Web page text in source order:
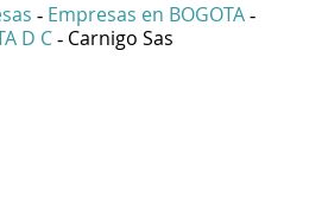
- Empresas en BOGOTA -
D C - Carnigo Sas